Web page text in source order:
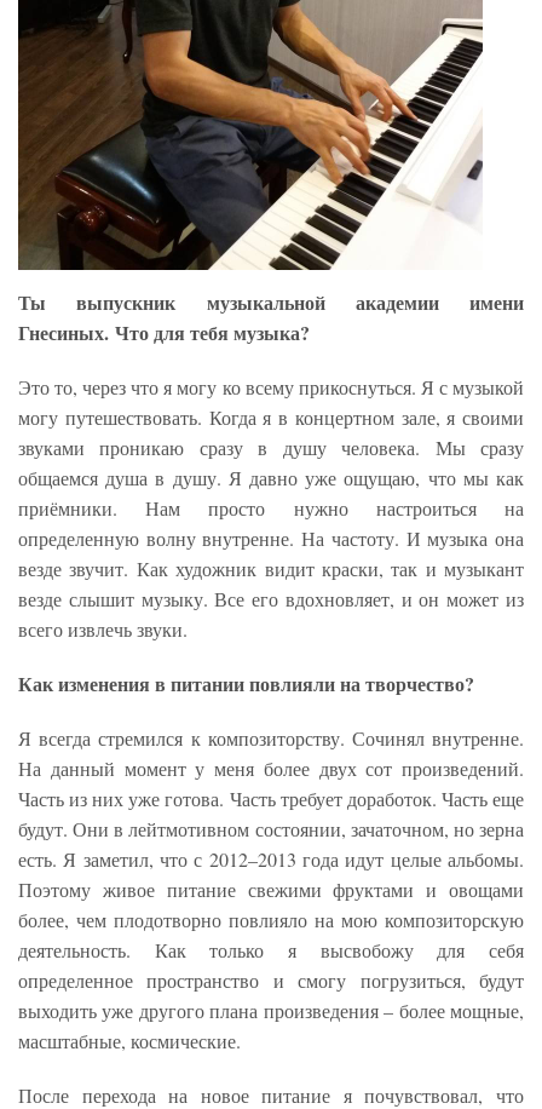
Ты выпускник музыкальной академии имени
Гнесиных. Что для тебя музыка?
Это то, через что я могу ко всему прикоснуться. Я с музыкой
могу путешествовать. Когда я в концертном зале, я своими
звуками проникаю сразу в душу человека. Мы сразу
общаемся душа в душу. Я давно уже ощущаю, что мы как
приёмники. Нам просто нужно настроиться на
определенную волну внутренне. На частоту. И музыка она
везде звучит. Как художник видит краски, так и музыкант
везде слышит музыку. Все его вдохновляет, и он может из
всего извлечь звуки.
Как изменения в питании повлияли на творчество?
Я всегда стремился к композиторству. Сочинял внутренне.
На данный момент у меня более двух сот произведений.
Часть из них уже готова. Часть требует доработок. Часть еще
будут. Они в лейтмотивном состоянии, зачаточном, но зерна
есть. Я заметил, что с 2012–2013 года идут целые альбомы.
Поэтому живое питание свежими фруктами и овощами
более, чем плодотворно повлияло на мою композиторскую
деятельность. Как только я высвобожу для себя
определенное пространство и смогу погрузиться, будут
выходить уже другого плана произведения – более мощные,
масштабные, космические.
После перехода на новое питание я почувствовал, что